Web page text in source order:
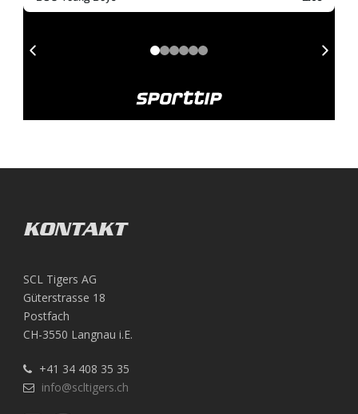
KONTAKT
SCL Tigers AG
Güterstrasse 18
Postfach
CH-3550 Langnau i.E.
+41 34 408 35 35
info@scltigers.ch